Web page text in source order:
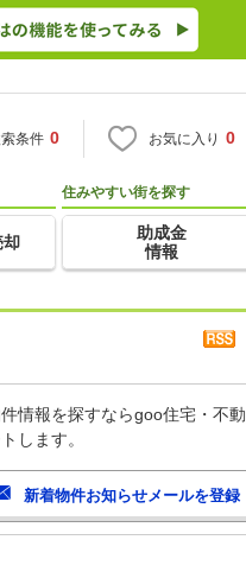
条件 0 お気に入り 0
住みやすい街を探す
助成金
情報
情報を探すならgoo住宅・不動
します。